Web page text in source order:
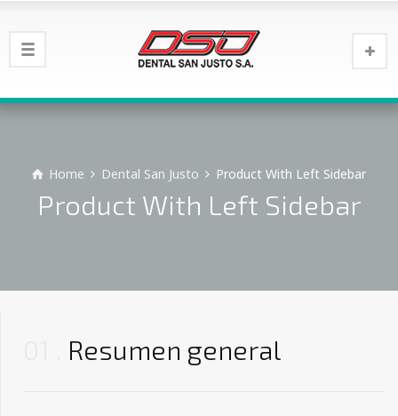
Home Dental San Justo Product With Left Sidebar
Product With Left Sidebar
Resumen general